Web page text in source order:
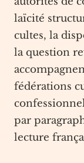
laïcité
cultes, la
la question
fédérations
par
lecture